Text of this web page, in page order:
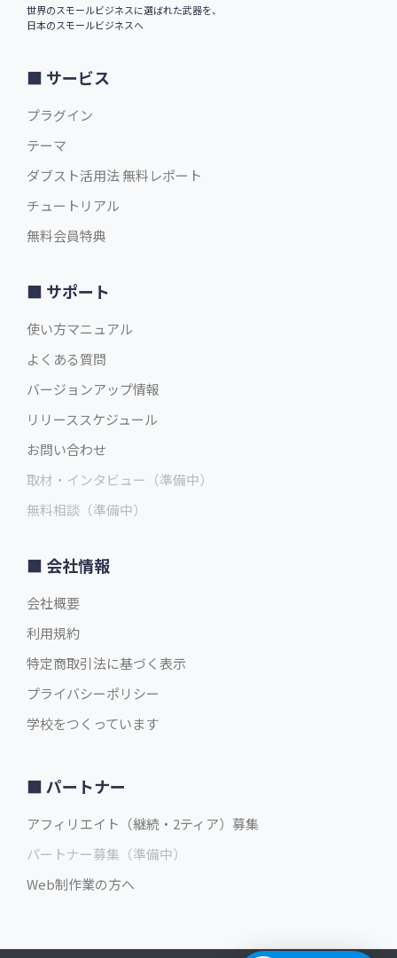
世界のスモールビジネスに選ばれた武器を、
日本のスモールビジネスへ
サービス
プラグイン
テーマ
ダブスト活用法 無料レポート
チュートリアル
無料会員特典
サポート
使い方マニュアル
よくある質問
バージョンアップ情報
リリーススケジュール
お問い合わせ
取材・インタビュー（準備中）
無料相談（準備中）
会社情報
会社概要
利用規約
特定商取引法に基づく表示
プライバシーポリシー
学校をつくっています
パートナー
アフィリエイト（継続・2ティア）募集
パートナー募集（準備中）
Web制作業の方へ